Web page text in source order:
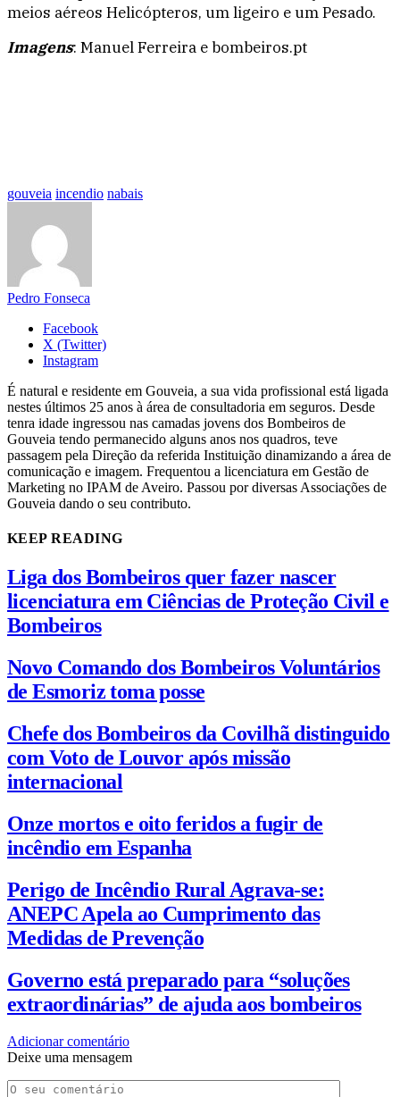
meios aéreos Helicópteros, um ligeiro e um Pesado.
Imagens: Manuel Ferreira e bombeiros.pt
gouveia incendio nabais
Pedro Fonseca
Facebook
X (Twitter)
Instagram
É natural e residente em Gouveia, a sua vida profissional está ligada
nestes últimos 25 anos à área de consultadoria em seguros. Desde
tenra idade ingressou nas camadas jovens dos Bombeiros de
Gouveia tendo permanecido alguns anos nos quadros, teve
passagem pela Direção da referida Instituição dinamizando a área de
comunicação e imagem. Frequentou a licenciatura em Gestão de
Marketing no IPAM de Aveiro. Passou por diversas Associações de
Gouveia dando o seu contributo.
KEEP READING
Liga dos Bombeiros quer fazer nascer
licenciatura em Ciências de Proteção Civil e
Bombeiros
Novo Comando dos Bombeiros Voluntários
de Esmoriz toma posse
Chefe dos Bombeiros da Covilhã distinguido
com Voto de Louvor após missão
internacional
Onze mortos e oito feridos a fugir de
incêndio em Espanha
Perigo de Incêndio Rural Agrava-se:
ANEPC Apela ao Cumprimento das
Medidas de Prevenção
Governo está preparado para “soluções
extraordinárias” de ajuda aos bombeiros
Adicionar comentário
Deixe uma mensagem